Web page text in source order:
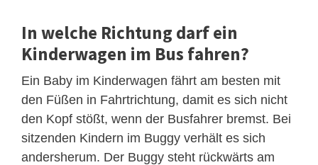
In welche Richtung darf ein
Kinderwagen im Bus fahren?
Ein Baby im Kinderwagen fährt am besten mit
den Füßen in Fahrtrichtung, damit es sich nicht
den Kopf stößt, wenn der Busfahrer bremst. Bei
sitzenden Kindern im Buggy verhält es sich
andersherum. Der Buggy steht rückwärts am